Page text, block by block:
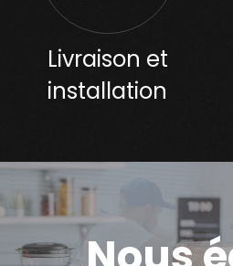
Livraison et
installation